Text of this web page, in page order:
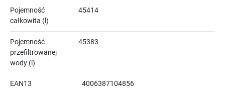
Pojemność
całkowita (l)
45414
Pojemność
przefiltrowanej
wody (l)
45383
EAN13 4006387104856